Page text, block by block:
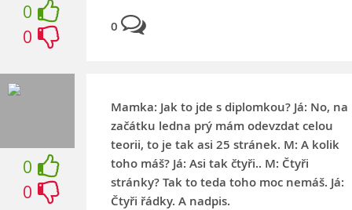
0
0
0
0
0
Mamka: Jak to jde s diplomkou? Já: No, na
začátku ledna prý mám odevzdat celou
teorii, to je tak asi 25 stránek. M: A kolik
toho máš? Já: Asi tak čtyři.. M: Čtyři
stránky? Tak to teda toho moc nemáš. Já:
Čtyři řádky. A nadpis.